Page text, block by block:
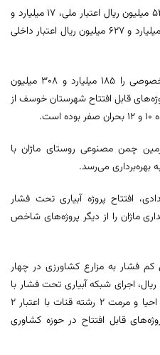
وی افزود: از این مبلغ ۳۳ میلیارد و ۵۳۶ میلیون ریال اعتبار ملی، ۱۷ میلیارد و
۶۸۰ میلیون ریال اعتبار استانی و ۴۴۳ میلیارد و ۶۲۷ میلیون ریال اعتبار داخلی
فرماندار خوسف سرمایه‌گذاری بخش خصوصی را ۱۸۵ میلیارد و ۳۰۸ میلیون
قابل افتتاح شهرستان خوسف از
چمن مصنوعی روستای ماژان با
افتتاح پروژه آبیاری تحت فشار
ماژان را از دیگر پروژه‌های شاخص
فشار به مزارع کشاورزی در چهار
۹ میلیارد و ۸۵۹ میلیون ریال، اجرای شبکه آبیاری تحت فشار با
اعتبار ۱۸ میلیارد و ۹۲۴ میلیون ریال و احیا و مرمت ۲ رشته قنات با اعتبار ۲
جمله پروژه‌های قابل افتتاح در حوزه کشاوری